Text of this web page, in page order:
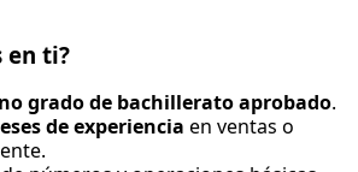
en ti?
grado de bachillerato aprobado.
de experiencia en ventas o